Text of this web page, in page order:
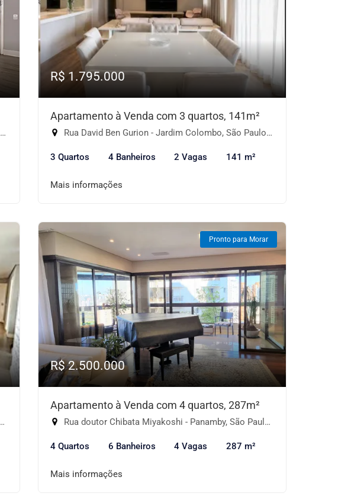
R$ 1.795.000
Apartamento à Venda com 3 quartos, 141m²
Rua David Ben Gurion - Jardim Colombo, São Paulo-SP
3 Quartos 4 Banheiros 2 Vagas 141 m²
Mais informações
Pronto para Morar
R$ 2.500.000
Apartamento à Venda com 4 quartos, 287m²
Rua doutor Chibata Miyakoshi - Panamby, São Paulo-SP
4 Quartos 6 Banheiros 4 Vagas 287 m²
Mais informações